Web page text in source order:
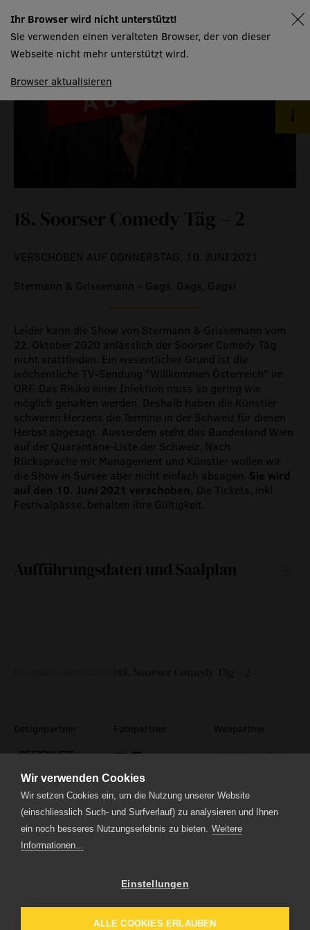
Wir verwenden Cookies
Wir setzen Cookies ein, um die Nutzung unserer Website
(einschliesslich Such- und Surfverlauf) zu analysieren und Ihnen
ein noch besseres Nutzungserlebnis zu bieten. Weitere
Informationen...
Einstellungen
ALLE COOKIES ERLAUBEN
spielplan
technische informationen
event
eventlokal sursee
raummiete
museum
meilensteine
historische medienberichte
eigenproduktionen mtg
18. Soorser Comedy Täg – 2
VERSCHOBEN AUF DONNERSTAG, 10. JUNI 2021
Stermann & Grissemann – Gags, Gags, Gags!
Leider kann die Show von Stermann & Grissemann vom
22. Oktober 2020 anlässlich der Soorser Comedy Täg
nicht stattfinden. Ein wesentlicher Grund ist die
wöchentliche TV-Sendung "Willkommen Österreich" im
ORF. Das Risiko einer Infektion muss so gering wie
möglich gehalten werden. Deshalb haben die Künstler
schweren Herzens die Termine in der Schweiz für diesen
Herbst abgesagt. Ausserdem steht das Bundesland Wien
auf der Quarantäne-Liste der Schweiz. Nach
Rücksprache mit Management und Künstler wollen wir
die Show in Sursee aber nicht einfach absagen. Sie wird
auf den 10. Juni 2021 verschoben. Die Tickets, inkl.
Festivalpässe, behalten ihre Gültigkeit.
Aufführungsdaten und Saalplan
Designpartner Fotopartner Webpartner
Theaterstrasse 5
6210 Sursee
Datenschutz
Ihr Browser wird nicht unterstützt!
Sie verwenden einen veralteten Browser, der von dieser
Webseite nicht mehr unterstützt wird.
Browser aktualisieren